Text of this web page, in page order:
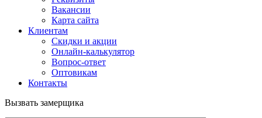
Вакансии
Карта сайта
Клиентам
Скидки и акции
Онлайн-калькулятор
Вопрос-ответ
Оптовикам
Контакты
Вызвать замерщика